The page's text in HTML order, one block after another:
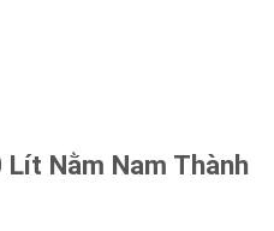
Nằm Nam Thành